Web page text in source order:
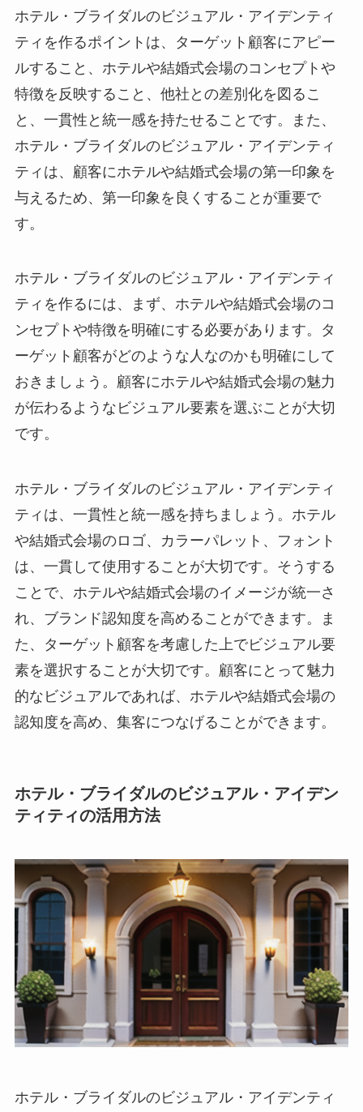
ホテル・ブライダルのビジュアル・アイデンティ
ティを作るポイントは、ターゲット顧客にアピー
ルすること、ホテルや結婚式会場のコンセプトや
特徴を反映すること、他社との差別化を図るこ
と、 一貫性と統一感を持たせること です。また、
ホテル・ブライダルのビジュアル・アイデンティ
ティは、顧客にホテルや結婚式会場の第一印象を
与えるため、第一印象を良くすることが重要で
す。
ホテル・ブライダルのビジュアル・アイデンティ
ティを作るには、まず、ホテルや結婚式会場のコ
ンセプトや特徴を明確にする必要があります。タ
ーゲット顧客がどのような人なのかも明確にして
おきましょう。 顧客にホテルや結婚式会場の魅力
が伝わる ようなビジュアル要素を選ぶことが大切
です。
ホテル・ブライダルのビジュアル・アイデンティ
ティは、一貫性と統一感を持ちましょう。ホテル
や結婚式会場のロゴ、カラーパレット、フォント
は、一貫して使用することが大切です。そうする
ことで、ホテルや結婚式会場のイメージが統一さ
れ、ブランド認知度を高めることができます。ま
た、ターゲット顧客を考慮した上でビジュアル要
素を選択することが大切です。 顧客にとって魅力
的なビジュアルであれば、ホテルや結婚式会場の
認知度を高め、集客につなげることができます。
ホテル・ブライダルのビジュアル・アイデン
ティティの活用方法
ホテル・ブライダルのビジュアル・アイデンティ